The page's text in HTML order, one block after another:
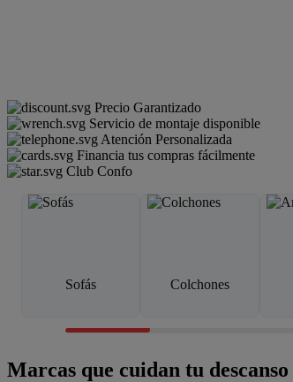
Precio Garantizado
Servicio de montaje disponible
Atención Personalizada
Financia tus compras fácilmente
Club Confo
Sofás Colchones
Marcas que cuidan tu descanso